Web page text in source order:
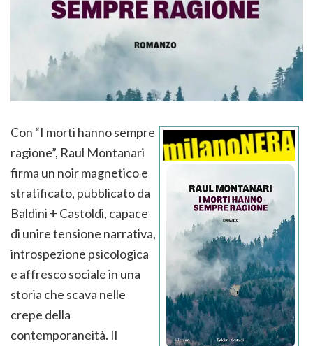
Con “I morti hanno sempre
ragione”, Raul Montanari
firma un noir magnetico e
stratificato, pubblicato da
Baldini + Castoldi, capace
di unire tensione narrativa,
introspezione psicologica
e affresco sociale in una
storia che scava nelle
crepe della
contemporaneità. Il